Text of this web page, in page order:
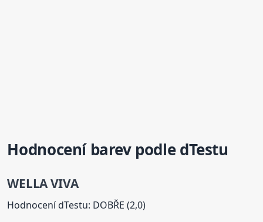
Hodnocení barev podle dTestu
WELLA VIVA
Hodnocení dTestu: DOBŘE (2,0)